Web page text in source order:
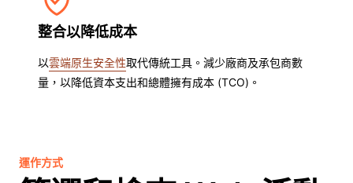
整合以降低成本
以雲端原生安全性取代傳統工具。減少廠商及承包商數
量，以降低資本支出和總體擁有成本 (TCO)。
運作方式